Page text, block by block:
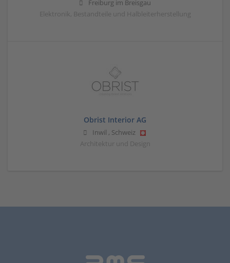
Freiburg im Breisgau
Elektronik, Bestandteile und Halbleiterherstellung
Obrist Interior AG
Inwil , Schweiz
Architektur und Design